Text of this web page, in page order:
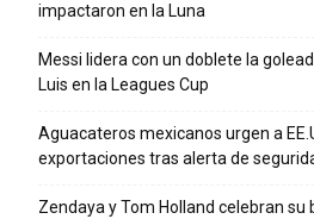
impactaron en la Luna
Messi lidera con un doblete la
Luis en la Leagues Cup
Aguacateros mexicanos urgen a
exportaciones tras alerta de
Zendaya y Tom Holland celebran su